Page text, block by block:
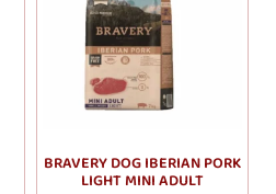
BRAVERY DOG IBERIAN PORK
LIGHT MINI ADULT